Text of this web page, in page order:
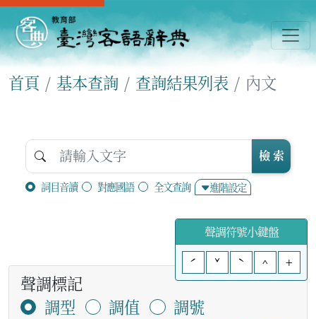
首頁 基本查詢 查詢結果列表 內文
詞目音讀 對應國語 全文查詢 進階設定
檢 索
聲調符號小鍵盤
ˊ
ˇ ˋ ^ +
聲調標記
調型
調值
調號